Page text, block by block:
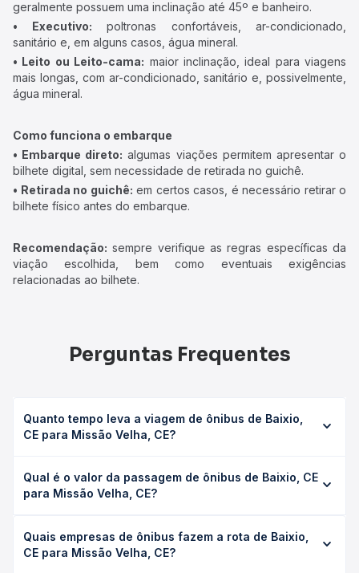
geralmente possuem uma inclinação até 45º e banheiro.
• Executivo: poltronas confortáveis, ar-condicionado,
sanitário e, em alguns casos, água mineral.
• Leito ou Leito-cama: maior inclinação, ideal para viagens
mais longas, com ar-condicionado, sanitário e, possivelmente,
água mineral.
Como funciona o embarque
• Embarque direto: algumas viações permitem apresentar o
bilhete digital, sem necessidade de retirada no guichê.
• Retirada no guichê: em certos casos, é necessário retirar o
bilhete físico antes do embarque.
Recomendação: sempre verifique as regras específicas da
viação escolhida, bem como eventuais exigências
relacionadas ao bilhete.
Perguntas Frequentes
Quanto tempo leva a viagem de ônibus de Baixio,
CE para Missão Velha, CE?
leva em média 4h 54min, podendo variar conforme a
viação, o tipo de serviço (convencional, executivo ou
exata de cada opção na data desejada.
Qual é o valor da passagem de ônibus de Baixio, CE
para Missão Velha, CE?
Missão Velha, CE custa em média R$ 24,25 e varia
conforme a data da viagem, a empresa, o tipo de poltrona
Quais empresas de ônibus fazem a rota de Baixio,
CE para Missão Velha, CE?